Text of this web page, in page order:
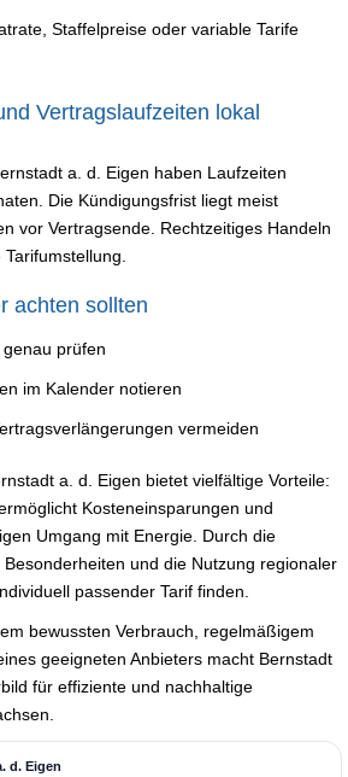
Staffelpreise oder variable Tarife
Vertragslaufzeiten lokal
a. d. Eigen haben Laufzeiten
Die Kündigungsfrist liegt meist
vor Vertragsende. Rechtzeitiges Handeln
achten sollten
prüfen
im Kalender notieren
vermeiden
a. d. Eigen bietet vielfältige Vorteile:
Kosteneinsparungen und
Umgang mit Energie. Durch die
und die Nutzung regionaler
passender Tarif finden.
bewussten Verbrauch, regelmäßigem
geeigneten Anbieters macht Bernstadt
für effiziente und nachhaltige
d. Eigen